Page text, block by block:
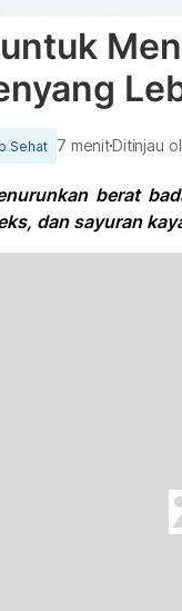
Sehat 7 menitDitinjau
berat
dan sayuran